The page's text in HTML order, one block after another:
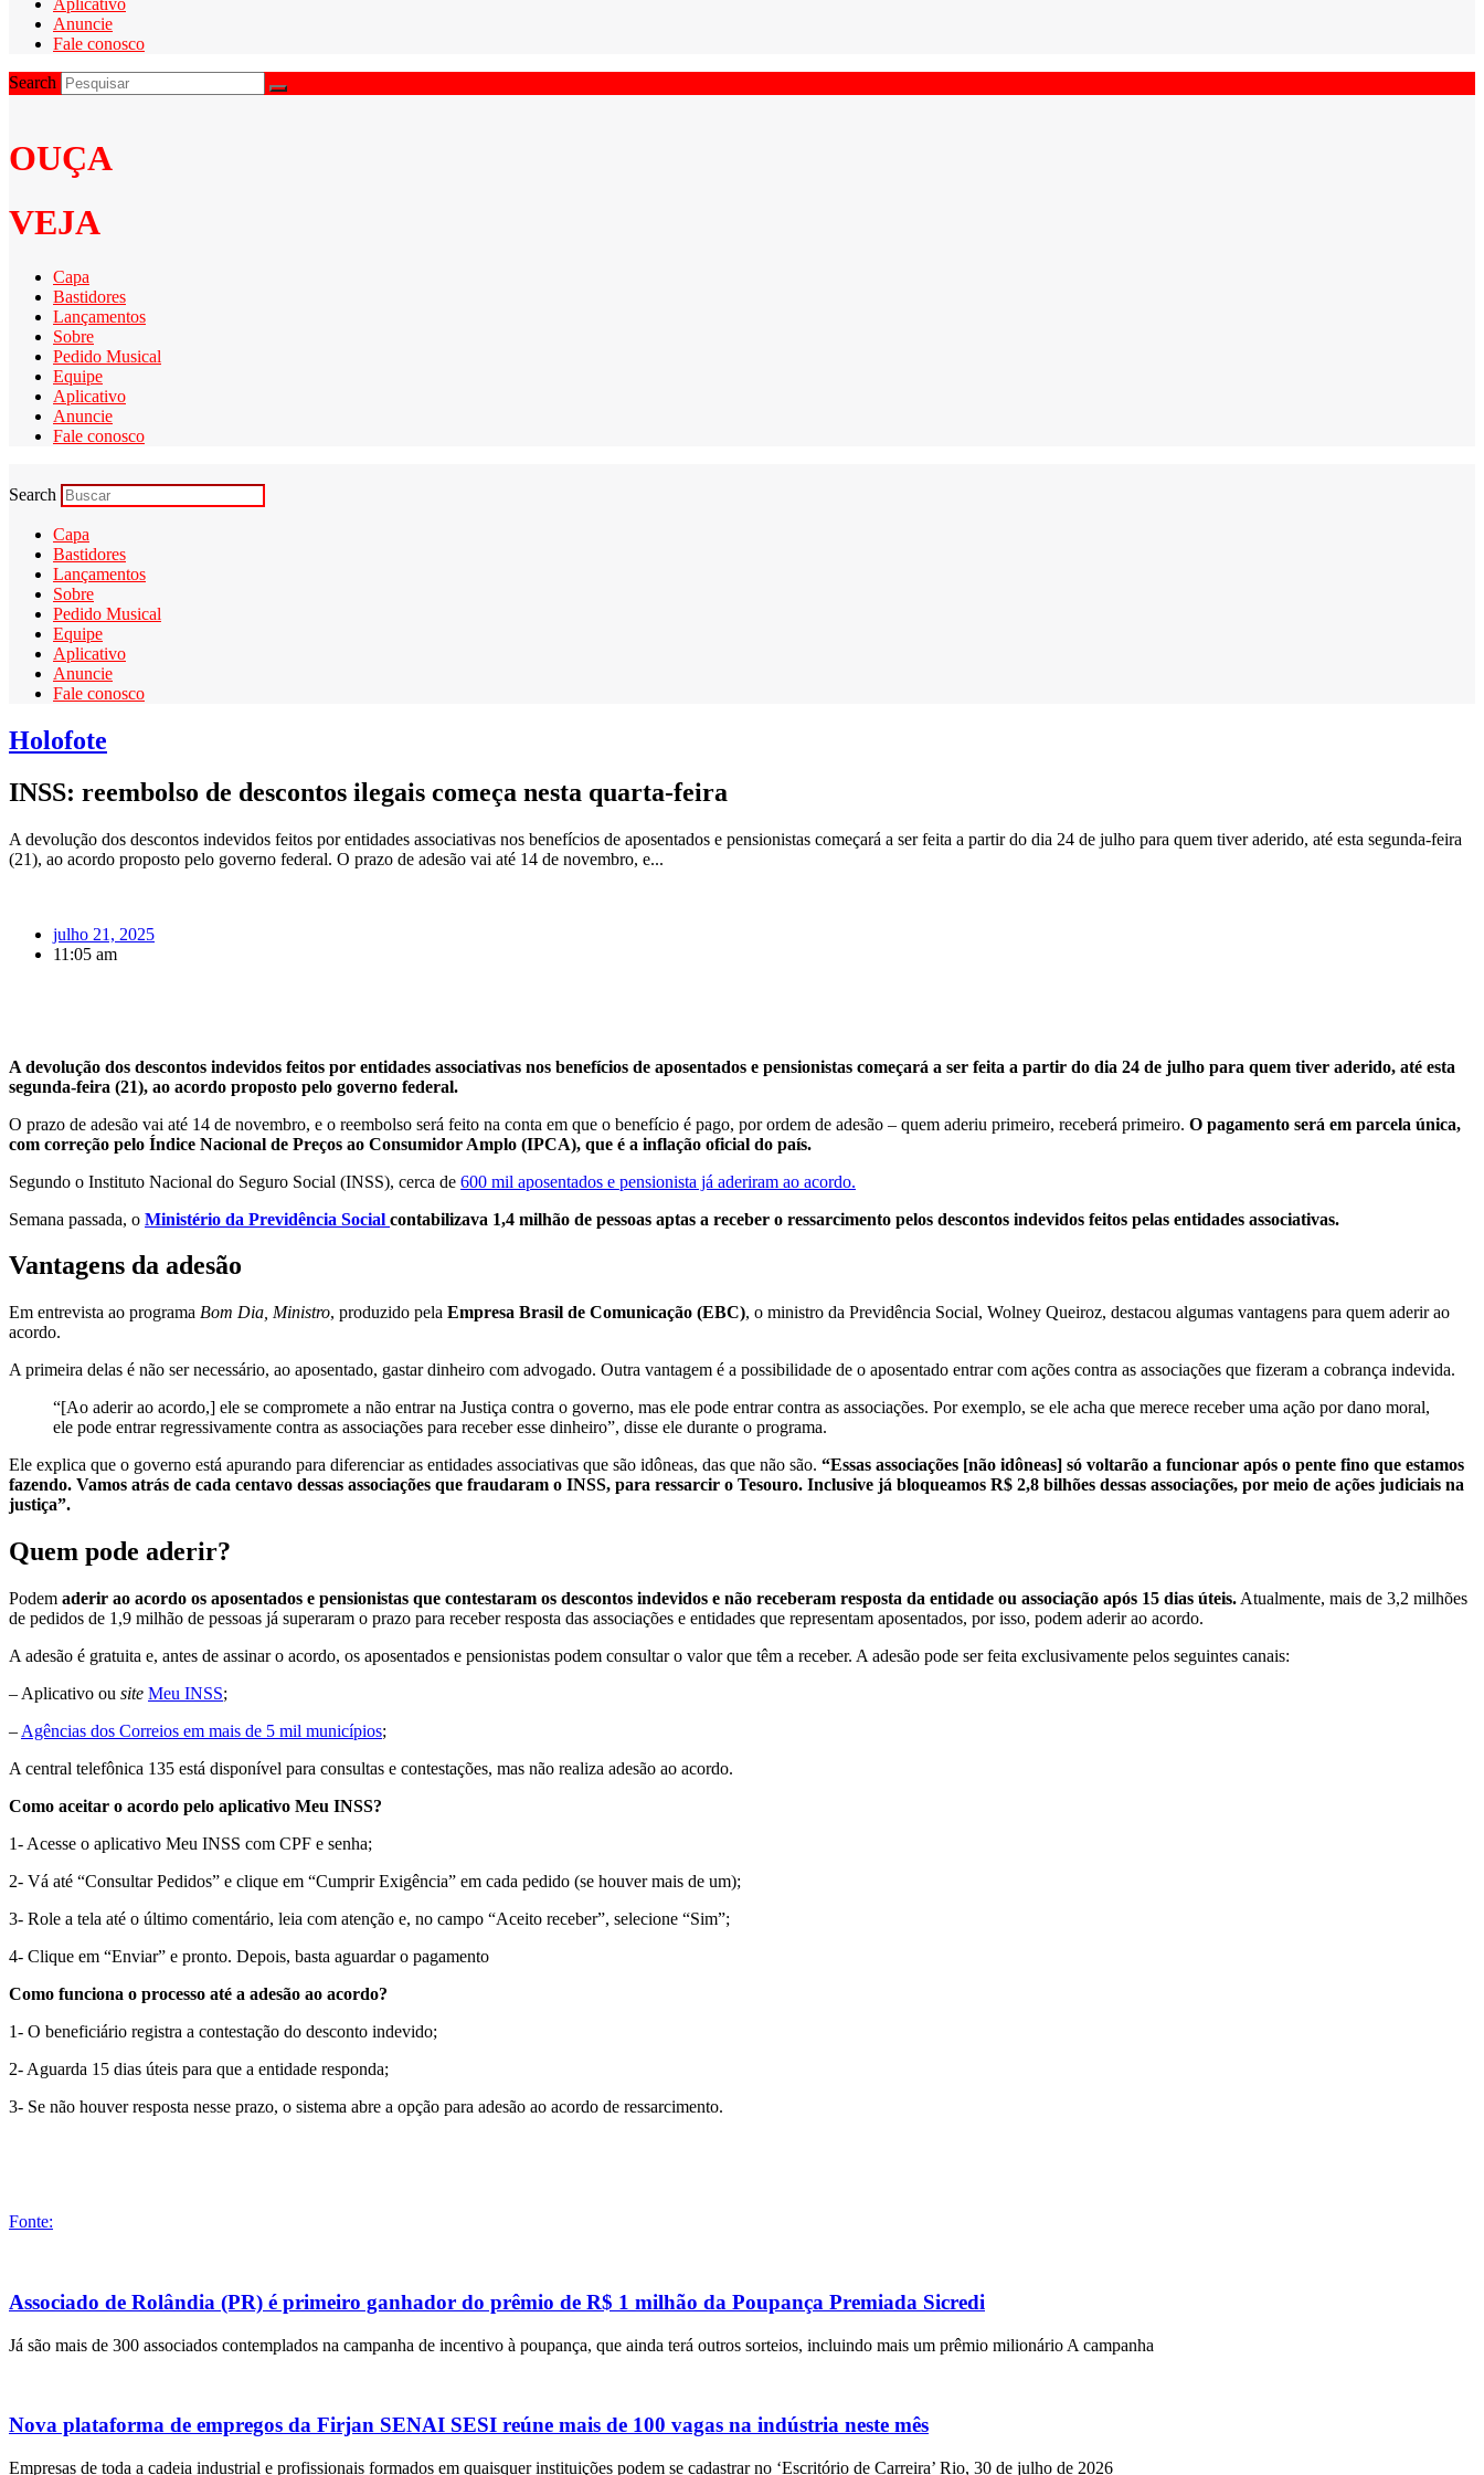
Anuncie
Fale conosco
Search
OUÇA
VEJA
Capa
Bastidores
Lançamentos
Sobre
Pedido Musical
Equipe
Aplicativo
Anuncie
Fale conosco
Search
Capa
Bastidores
Lançamentos
Sobre
Pedido Musical
Equipe
Aplicativo
Anuncie
Fale conosco
Holofote
INSS: reembolso de descontos ilegais começa nesta quarta-feira
A devolução dos descontos indevidos feitos por entidades associativas nos benefícios de aposentados e pensionistas começará a ser feita a partir do dia 24 de julho para quem tiver aderido, até esta segunda-feira
(21), ao acordo proposto pelo governo federal. O prazo de adesão vai até 14 de novembro, e...
julho 21, 2025
11:05 am
A devolução dos descontos indevidos feitos por entidades associativas nos benefícios de aposentados e pensionistas começará a ser feita a partir do dia 24 de julho para quem tiver aderido, até esta
segunda-feira (21), ao acordo proposto pelo governo federal.
O prazo de adesão vai até 14 de novembro, e o reembolso será feito na conta em que o benefício é pago, por ordem de adesão – quem aderiu primeiro, receberá primeiro. O pagamento será em parcela única,
com correção pelo Índice Nacional de Preços ao Consumidor Amplo (IPCA), que é a inflação oficial do país.
Segundo o Instituto Nacional do Seguro Social (INSS), cerca de 600 mil aposentados e pensionista já aderiram ao acordo.
Semana passada, o Ministério da Previdência Social contabilizava 1,4 milhão de pessoas aptas a receber o ressarcimento pelos descontos indevidos feitos pelas entidades associativas.
Vantagens da adesão
Em entrevista ao programa Bom Dia, Ministro, produzido pela Empresa Brasil de Comunicação (EBC), o ministro da Previdência Social, Wolney Queiroz, destacou algumas vantagens para quem aderir ao
acordo.
A primeira delas é não ser necessário, ao aposentado, gastar dinheiro com advogado. Outra vantagem é a possibilidade de o aposentado entrar com ações contra as associações que fizeram a cobrança indevida.
“[Ao aderir ao acordo,] ele se compromete a não entrar na Justiça contra o governo, mas ele pode entrar contra as associações. Por exemplo, se ele acha que merece receber uma ação por dano moral,
ele pode entrar regressivamente contra as associações para receber esse dinheiro”, disse ele durante o programa.
Ele explica que o governo está apurando para diferenciar as entidades associativas que são idôneas, das que não são. “Essas associações [não idôneas] só voltarão a funcionar após o pente fino que estamos
fazendo. Vamos atrás de cada centavo dessas associações que fraudaram o INSS, para ressarcir o Tesouro. Inclusive já bloqueamos R$ 2,8 bilhões dessas associações, por meio de ações judiciais na
justiça”.
Quem pode aderir?
Podem aderir ao acordo os aposentados e pensionistas que contestaram os descontos indevidos e não receberam resposta da entidade ou associação após 15 dias úteis. Atualmente, mais de 3,2 milhões
de pedidos de 1,9 milhão de pessoas já superaram o prazo para receber resposta das associações e entidades que representam aposentados, por isso, podem aderir ao acordo.
A adesão é gratuita e, antes de assinar o acordo, os aposentados e pensionistas podem consultar o valor que têm a receber. A adesão pode ser feita exclusivamente pelos seguintes canais:
– Aplicativo ou site Meu INSS;
– Agências dos Correios em mais de 5 mil municípios;
A central telefônica 135 está disponível para consultas e contestações, mas não realiza adesão ao acordo.
Como aceitar o acordo pelo aplicativo Meu INSS?
1- Acesse o aplicativo Meu INSS com CPF e senha;
2- Vá até “Consultar Pedidos” e clique em “Cumprir Exigência” em cada pedido (se houver mais de um);
3- Role a tela até o último comentário, leia com atenção e, no campo “Aceito receber”, selecione “Sim”;
4- Clique em “Enviar” e pronto. Depois, basta aguardar o pagamento
Como funciona o processo até a adesão ao acordo?
1- O beneficiário registra a contestação do desconto indevido;
2- Aguarda 15 dias úteis para que a entidade responda;
3- Se não houver resposta nesse prazo, o sistema abre a opção para adesão ao acordo de ressarcimento.
Fonte:
Associado de Rolândia (PR) é primeiro ganhador do prêmio de R$ 1 milhão da Poupança Premiada Sicredi
Já são mais de 300 associados contemplados na campanha de incentivo à poupança, que ainda terá outros sorteios, incluindo mais um prêmio milionário A campanha
Nova plataforma de empregos da Firjan SENAI SESI reúne mais de 100 vagas na indústria neste mês
Empresas de toda a cadeia industrial e profissionais formados em quaisquer instituições podem se cadastrar no ‘Escritório de Carreira’ Rio, 30 de julho de 2026